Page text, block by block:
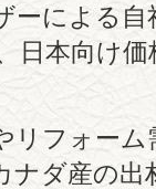
ーによる
日本向け
リフォー
ナダ産の